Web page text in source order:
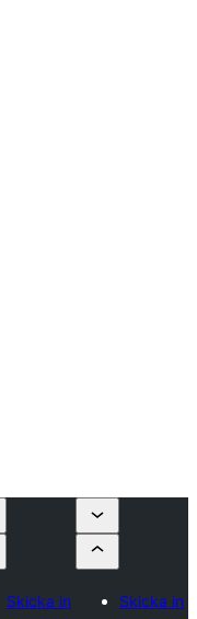
Skicka in
Skicka in